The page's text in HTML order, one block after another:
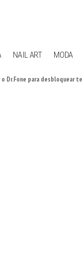
NAIL ART MODA
o Dr.Fone para desbloquear